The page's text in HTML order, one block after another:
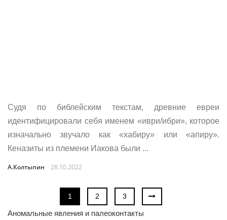
Судя по библейским текстам, древние евреи
идентифицировали себя именем «иври/ибри», которое
изначально звучало как «хабиру» или «апиру».
Кеназиты из племени Иакова были ...
А.Колтыпин 28.10.2022
1 2 3
Аномальные явления и палеоконтакты